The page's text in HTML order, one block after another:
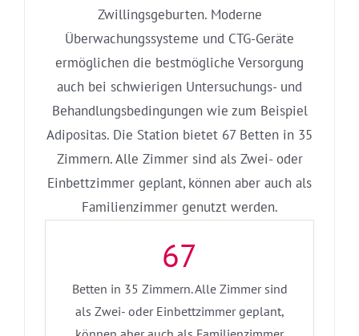
Zwillingsgeburten. Moderne
Überwachungssysteme und CTG-Geräte
ermöglichen die bestmögliche Versorgung
auch bei schwierigen Untersuchungs- und
Behandlungsbedingungen wie zum Beispiel
Adipositas. Die Station bietet 67 Betten in 35
Zimmern. Alle Zimmer sind als Zwei- oder
Einbettzimmer geplant, können aber auch als
Familienzimmer genutzt werden.
67
Betten in 35 Zimmern. Alle Zimmer sind
als Zwei- oder Einbettzimmer geplant,